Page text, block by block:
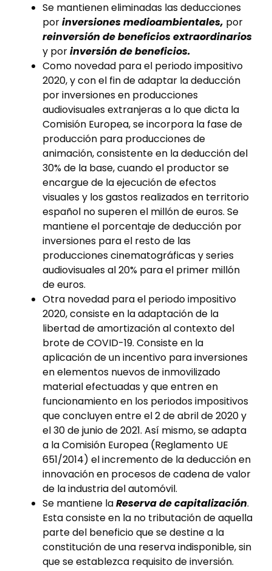
Se mantienen eliminadas las deducciones
porinversiones medioambientales, por
reinversión de beneficios extraordinarios
y porinversión de beneficios.
Como novedad para el periodo impositivo
2020, y con el fin de adaptar la deducción
por inversiones en producciones
audiovisuales extranjeras a lo que dicta la
Comisión Europea, se incorpora la fase de
producción para producciones de
animación, consistente en la deducción del
30% de la base, cuando el productor se
encargue de la ejecución de efectos
visuales y los gastos realizados en territorio
español no superen el millón de euros. Se
mantiene el porcentaje de deducción por
inversiones para el resto de las
producciones cinematográficas y series
audiovisuales al 20% para el primer millón
de euros.
Otra novedad para el periodo impositivo
2020, consiste en la adaptación de la
libertad de amortización al contexto del
brote de COVID-19. Consiste en la
aplicación de un incentivo para inversiones
en elementos nuevos de inmovilizado
material efectuadas y que entren en
funcionamiento en los periodos impositivos
que concluyen entre el 2 de abril de 2020 y
el 30 de junio de 2021. Así mismo, se adapta
a la Comisión Europea (Reglamento UE
651/2014) el incremento de la deducción en
innovación en procesos de cadena de valor
de la industria del automóvil.
Se mantiene laReserva de capitalización.
Esta consiste en la no tributación de aquella
parte del beneficio que se destine a la
constitución de una reserva indisponible, sin
que se establezca requisito de inversión.